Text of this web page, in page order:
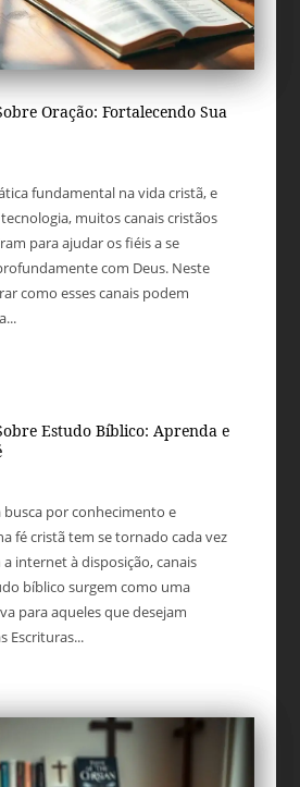
Oração: Fortalecendo Sua
fundamental na vida cristã, e
muitos canais cristãos
para ajudar os fiéis a se
com Deus. Neste
como esses canais podem
Estudo Bíblico: Aprenda e
busca por conhecimento e
fé cristã tem se tornado cada vez
internet à disposição, canais
bíblico surgem como uma
para aqueles que desejam
Escrituras...